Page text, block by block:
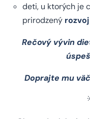
deti, u ktorých je
prirodzený rozvoj
Rečový vývin
Doprajte mu